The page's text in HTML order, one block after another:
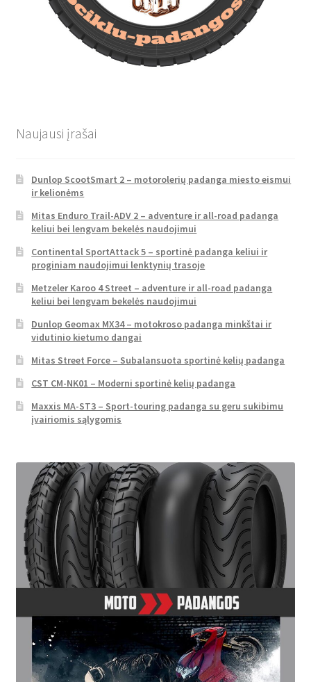
Naujausi įrašai
Dunlop ScootSmart 2 – motorolerių padanga miesto eismui
ir kelionėms
Mitas Enduro Trail-ADV 2 – adventure ir all-road padanga
keliui bei lengvam bekelės naudojimui
Continental SportAttack 5 – sportinė padanga keliui ir
proginiam naudojimui lenktynių trasoje
Metzeler Karoo 4 Street – adventure ir all-road padanga
keliui bei lengvam bekelės naudojimui
Dunlop Geomax MX34 – motokroso padanga minkštai ir
vidutinio kietumo dangai
Mitas Street Force – Subalansuota sportinė kelių padanga
CST CM-NK01 – Moderni sportinė kelių padanga
Maxxis MA-ST3 – Sport-touring padanga su geru sukibimu
įvairiomis sąlygomis